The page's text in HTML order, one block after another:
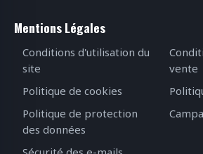
Mentions Légales
Conditions d'utilisation du
site
Politique de cookies
Politique de protection
des données
vente